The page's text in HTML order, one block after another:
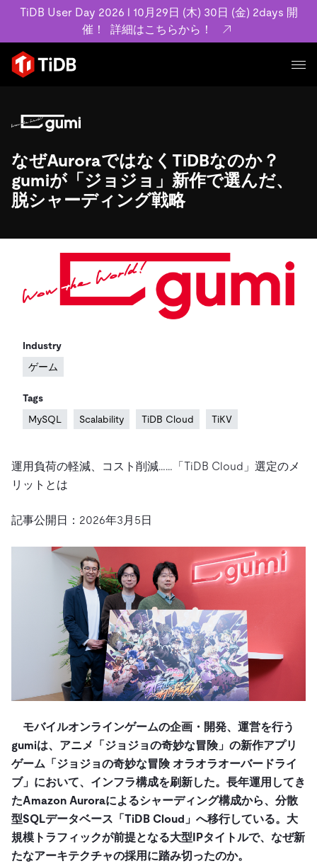
TiDB User Day 2026 l 10月29日 (木) 30日 (金) 2days 開
催！
詳細はこちらから！
プロダクト
MySQL互換の分散データベースで高可用性と水平スケー
ます。
詳細はこちら
TiDB Cloud
TiDB Self-Managed
Integrations
TiSpark
ユースケース
事例記事
お客様事例やユーザーによる検証結果の記事などを紹介し
ています。
フィンテック
Eコマース
SaaS
ユースケース
運用インテリジェンスの活用
Build GenAI Applications
リソース
学習コンテンツ
ブログ
ホワイトペーパー
アーカイブ動画
スライド
エンゲージメント
Discord Community
PingCAP University
TiDB Labs 認定資格試験
基本規約、TiDBクラウドサービス契約、SLA、利用規約、
プライバシーポリシーなど、契約関連の情報を紹介しま
Trust Hub
お客様のデータの機密性、可用性、安全性について紹介し
ます。
ニュース
会社案内
キャリア
お問い合わせ
ドキュメント
TiDB Cloud
開発者ガイド
なぜAuroraではなくTiDBなのか？
gumiが「ジョジョ」新作で選んだ、
脱シャーディング戦略
運用負荷の軽減、コスト削減……「TiDB Cloud」選定のメ
リットとは
記事公開日：2026年3月5日
モバイルオンラインゲームの企画・開発、運営を行う
gumiは、アニメ「ジョジョの奇妙な冒険」の新作アプリ
ゲーム「ジョジョの奇妙な冒険 オラオラオーバードライ
ブ」において、インフラ構成を刷新した。長年運用してき
たAmazon Auroraによるシャーディング構成から、分散
型SQLデータベース「TiDB Cloud」へ移行している。大
規模トラフィックが前提となる大型IPタイトルで、なぜ新
たなアーキテクチャの採用に踏み切ったのか。
Industry
ゲーム
Tags
MySQL
Scalability TiDB Cloud TiKV